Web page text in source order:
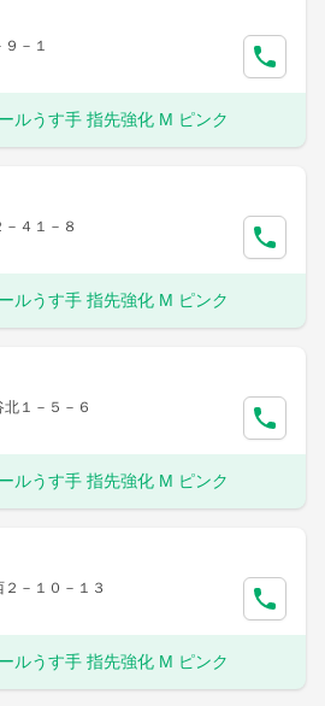
－１
ルうす手 指先強化 M ピンク
４１－８
ルうす手 指先強化 M ピンク
１－５－６
ルうす手 指先強化 M ピンク
－１０－１３
ルうす手 指先強化 M ピンク